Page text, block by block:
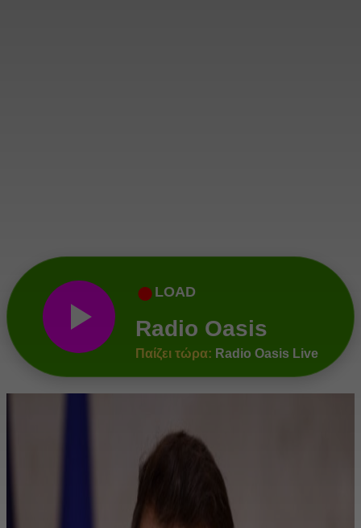
● LOAD
Radio Oasis
Παίζει τώρα: Radio Oasis Live